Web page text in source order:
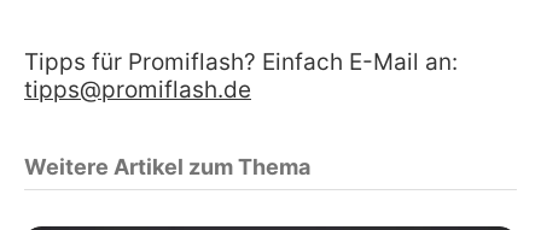
Tipps für Promiflash? Einfach E-Mail an:
tipps@promiflash.de
Weitere Artikel zum Thema